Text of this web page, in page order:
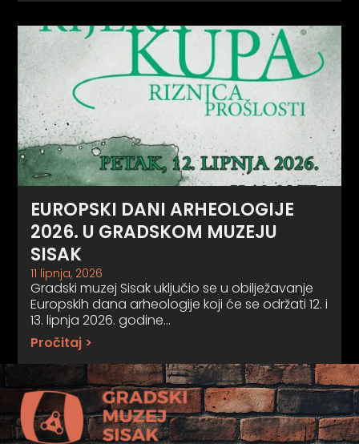
EUROPSKI DANI ARHEOLOGIJE
2026. U GRADSKOM MUZEJU
SISAK
11 lipnja, 2026
Gradski muzej Sisak uključio se u obilježavanje
Europskih dana arheologije koji će se održati 12. i
13. lipnja 2026. godine…
Pročitaj >